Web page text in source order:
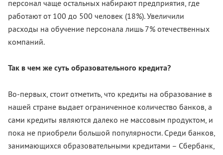
персонал чаще остальных набирают предприятия, где
работают от 100 до 500 человек (18%). Увеличили
расходы на обучение персонала лишь 7% отечественных
компаний.
Так в чем же суть образовательного кредита?
Во-первых, стоит отметить, что кредиты на образование в
нашей стране выдает ограниченное количество банков, а
сами кредиты являются далеко не массовым продуктом, и
пока не приобрели большой популярности. Среди банков,
занимающихся образовательными кредитами – Сбербанк,